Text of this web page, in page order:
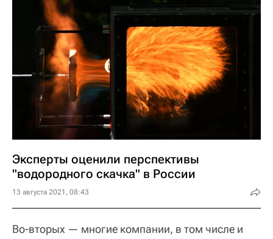
Эксперты оценили перспективы
"водородного скачка" в России
13 августа 2021, 08:43
Во-вторых — многие компании, в том числе и